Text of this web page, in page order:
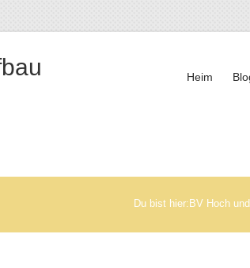
Heim
Du bist hier: BV Hoch